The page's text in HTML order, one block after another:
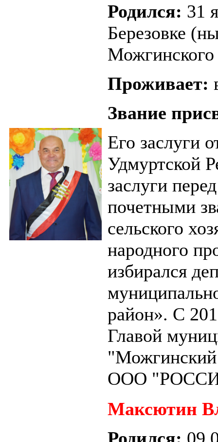
Родился: 31
Березовке
Можгинского
Проживает:
Звание
Его заслуги
Удмуртской
заслуги
почетными
сельского
народного
избирался
район». С
Главой
"Можгинский
ООО
Максютин
Родился: